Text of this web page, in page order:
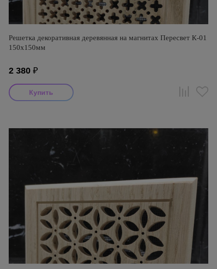
Решетка декоративная деревянная на магнитах Пересвет К-01
150х150мм
2 380 ₽